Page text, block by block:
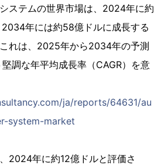
ステムの世界市場は、2024年に約
年には約58億ドルに成長する
れは、2025年から2034年の予測
調な年平均成長率（CAGR）を意
ja/reports/64631/au
system-market
2024年に約12億ドルと評価さ